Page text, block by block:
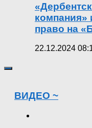
компания»
право на
22.12.2024
ВИДЕО ~